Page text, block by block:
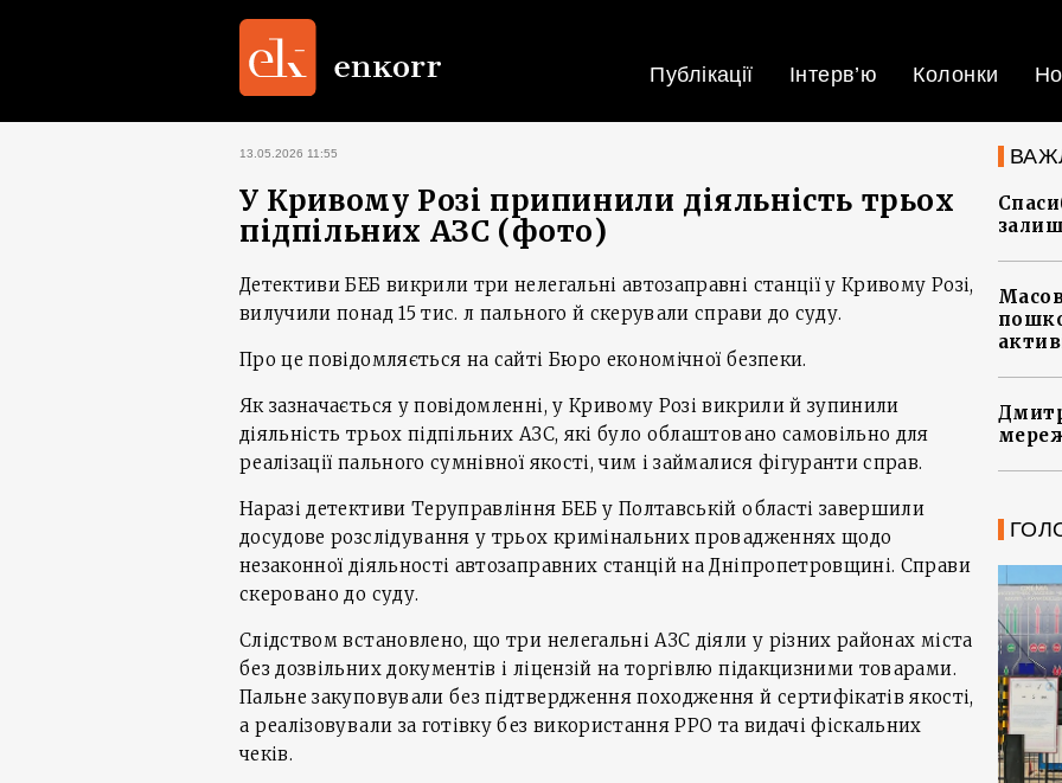
Публікації Інтерв’ю Колонки
13.05.2026 11:55
У Кривому Розі припинили діяльність трьох
підпільних АЗС (фото)
Детективи БЕБ викрили три нелегальні автозаправні станції у Кривому Розі,
вилучили понад 15 тис. л пального й скерували справи до суду.
Про це повідомляється на сайті Бюро економічної безпеки.
Як зазначається у повідомленні, у Кривому Розі викрили й зупинили
діяльність трьох підпільних АЗС, які було облаштовано самовільно для
реалізації пального сумнівної якості, чим і займалися фігуранти справ.
Наразі детективи Теруправління БЕБ у Полтавській області завершили
досудове розслідування у трьох кримінальних провадженнях щодо
незаконної діяльності автозаправних станцій на Дніпропетровщині. Справи
скеровано до суду.
Слідством встановлено, що три нелегальні АЗС діяли у різних районах міста
без дозвільних документів і ліцензій на торгівлю підакцизними товарами.
Пальне закуповували без підтвердження походження й сертифікатів якості,
а реалізовували за готівку без використання РРО та видачі фіскальних
чеків.